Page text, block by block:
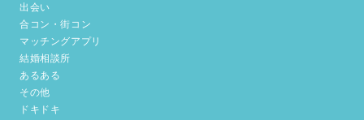
出会い
合コン・街コン
マッチングアプリ
結婚相談所
あるある
その他
ドキドキ